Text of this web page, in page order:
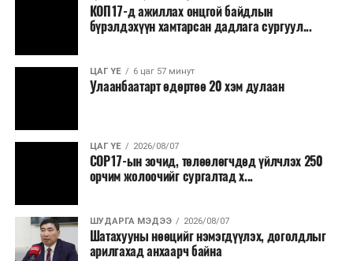
КОП17-д ажиллах онцгой байдлын
бүрэлдэхүүн хамтарсан дадлага сургуул...
ЦАГ ҮЕ 6 цаг 57 минут
Улаанбаатарт өдөртөө 20 хэм дулаан
ЦАГ ҮЕ 2026/08/07
COP17-ын зочид, төлөөлөгчдөд үйлчлэх 250
орчим жолоочийг сургалтад х...
ШУДАРГА МЭДЭЭ 2026/08/07
Шатахууны нөөцийг нэмэгдүүлэх, доголдлыг
арилгахад анхаарч байна